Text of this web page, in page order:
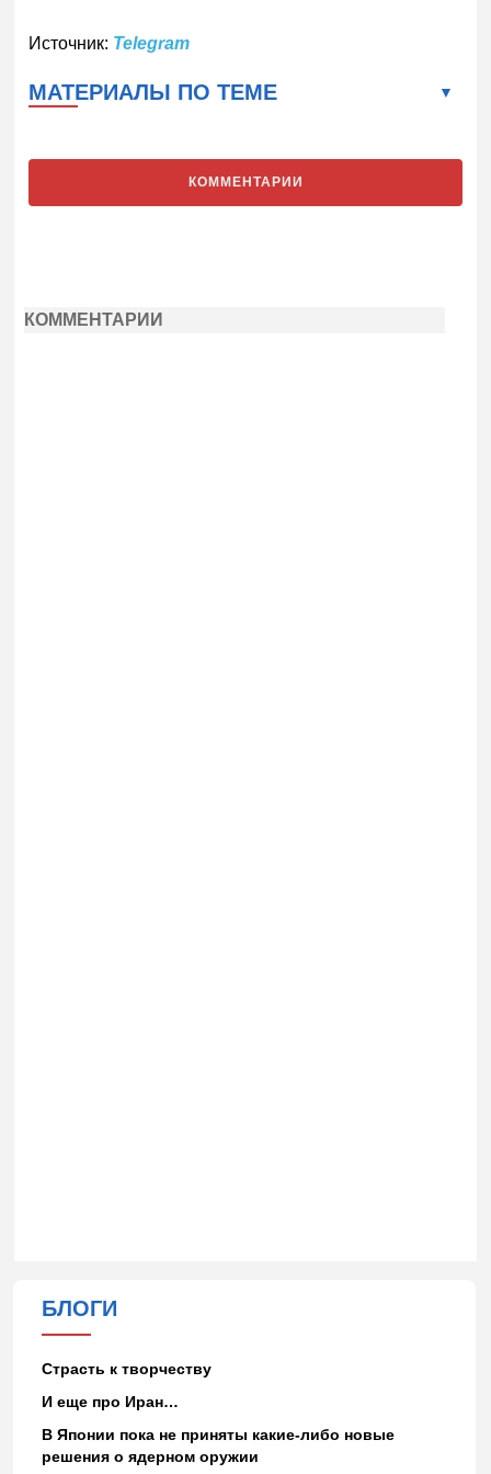
Источник: Telegram
МАТЕРИАЛЫ ПО ТЕМЕ
КОММЕНТАРИИ
КОММЕНТАРИИ
БЛОГИ
Страсть к творчеству
И еще про Иран…
В Японии пока не приняты какие-либо новые
решения о ядерном оружии